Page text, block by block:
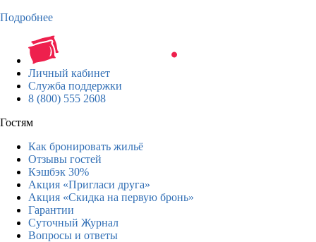
Подробнее
Личный кабинет
Служба поддержки
8 (800) 555 2608
Гостям
Как бронировать жильё
Отзывы гостей
Кэшбэк 30%
Акция «Пригласи друга»
Акция «Скидка на первую бронь»
Гарантии
Суточный Журнал
Вопросы и ответы